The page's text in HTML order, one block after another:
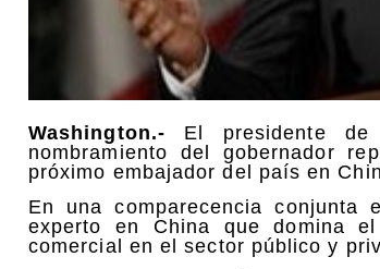
Washington.- El presidente de
nombramiento del gobernador
próximo embajador del país en
En una comparecencia conjunta
experto en China que domina
comercial en el sector público y